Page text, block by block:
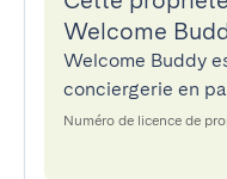
Welcome
Welcome Buddy
conciergerie en
Numéro de licence de